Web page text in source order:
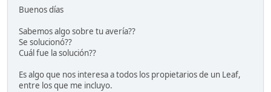
Buenos días
Sabemos algo sobre tu avería??
Se solucionó??
Cuál fue la solución??
Es algo que nos interesa a todos los propietarios de un Leaf,
entre los que me incluyo.